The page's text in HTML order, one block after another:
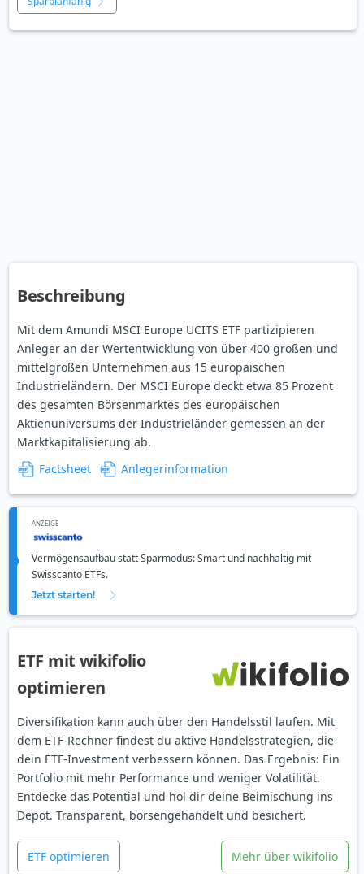
Beschreibung
Mit dem Amundi MSCI Europe UCITS ETF partizipieren
Anleger an der Wertentwicklung von über 400 großen und
mittelgroßen Unternehmen aus 15 europäischen
Industrieländern. Der MSCI Europe deckt etwa 85 Prozent
des gesamten Börsenmarktes des europäischen
Aktienuniversums der Industrieländer gemessen an der
Marktkapitalisierung ab.
Factsheet
Anlegerinformation
ANZEIGE
Vermögensaufbau statt Sparmodus: Smart und nachhaltig mit
Swisscanto ETFs.
Jetzt starten!
ETF mit wikifolio
optimieren
Diversifikation kann auch über den Handelsstil laufen. Mit
dem ETF-Rechner findest du aktive Handelsstrategien, die
dein ETF-Investment verbessern können. Das Ergebnis: Ein
Portfolio mit mehr Performance und weniger Volatilität.
Entdecke das Potential und hol dir deine Beimischung ins
Depot. Transparent, börsengehandelt und besichert.
ETF optimieren Mehr über wikifolio